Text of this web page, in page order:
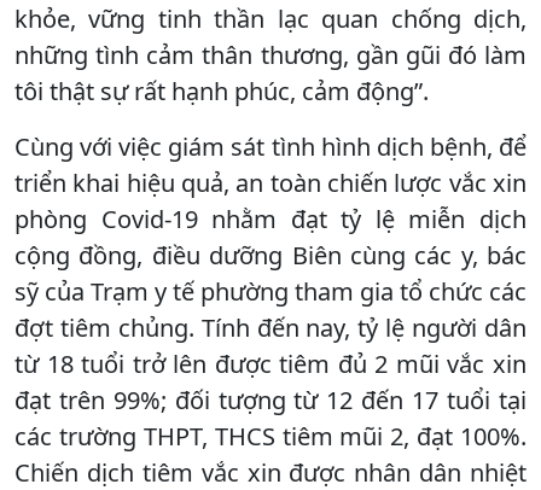
khỏe, vững tinh thần lạc quan chống dịch,
những tình cảm thân thương, gần gũi đó làm
tôi thật sự rất hạnh phúc, cảm động”.
Cùng với việc giám sát tình hình dịch bệnh, để
triển khai hiệu quả, an toàn chiến lược vắc xin
phòng Covid-19 nhằm đạt tỷ lệ miễn dịch
cộng đồng, điều dưỡng Biên cùng các y, bác
sỹ của Trạm y tế phường tham gia tổ chức các
đợt tiêm chủng. Tính đến nay, tỷ lệ người dân
từ 18 tuổi trở lên được tiêm đủ 2 mũi vắc xin
đạt trên 99%; đối tượng từ 12 đến 17 tuổi tại
các trường THPT, THCS tiêm mũi 2, đạt 100%.
Chiến dịch tiêm vắc xin được nhân dân nhiệt